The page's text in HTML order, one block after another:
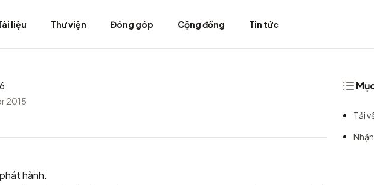
liệu Thư viện Đóng góp Cộng đồng Tin tức
2015
hành.
Tải